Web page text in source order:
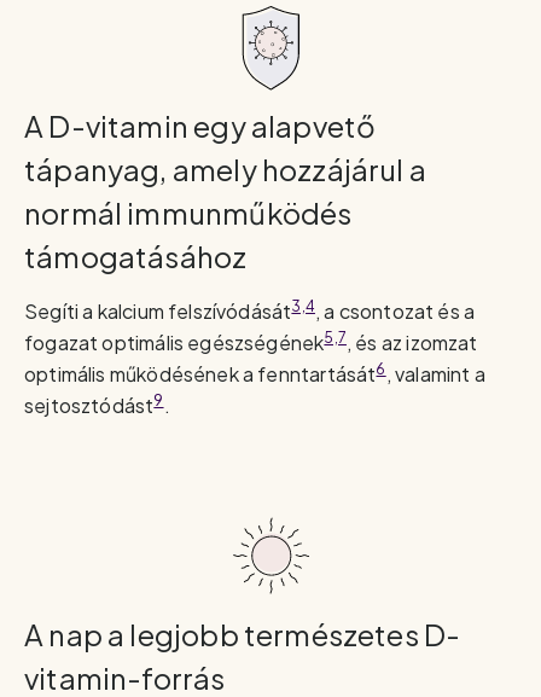
A D-vitamin egy alapvető
tápanyag, amely hozzájárul a
normál immunműködés
támogatásához
Segíti a kalcium felszívódását3,4, a csontozat és a
fogazat optimális egészségének5,7, és az izomzat
optimális működésének a fenntartását6, valamint a
sejtosztódást9.
A nap a legjobb természetes D-
vitamin-forrás